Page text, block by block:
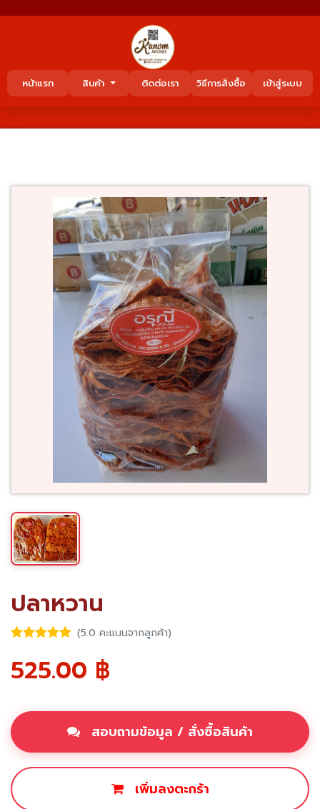
หน้าแรก สินค้า ติดต่อเรา วิธีการสั่งซื้อ เข้าสู่ระบบ
ปลาหวาน
(5.0 คะแนนจากลูกค้า)
525.00 ฿
สอบถามข้อมูล / สั่งซื้อสินค้า
เพิ่มลงตะกร้า